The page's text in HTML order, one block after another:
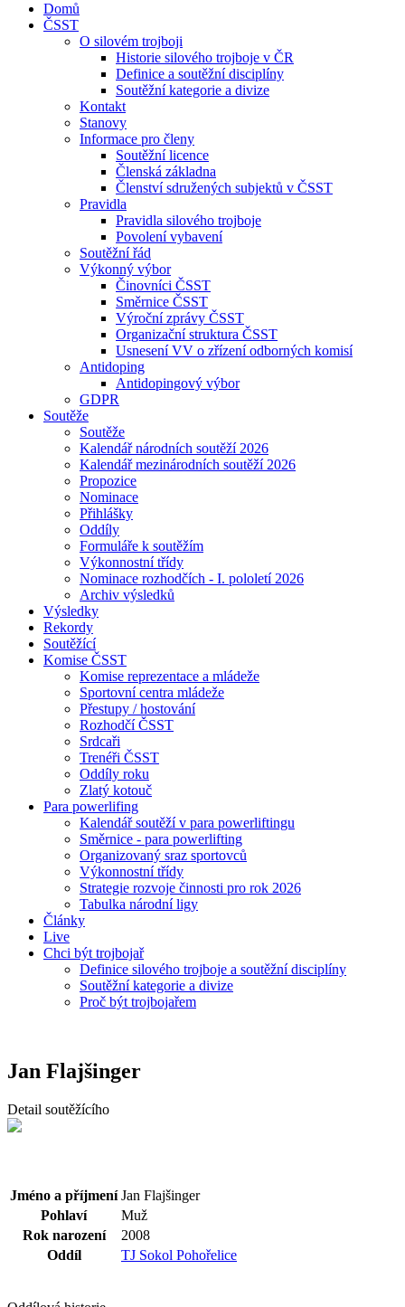
Domů
ČSST
O silovém trojboji
Historie silového trojboje v ČR
Definice a soutěžní disciplíny
Soutěžní kategorie a divize
Kontakt
Stanovy
Informace pro členy
Soutěžní licence
Členská základna
Členství sdružených subjektů v ČSST
Pravidla
Pravidla silového trojboje
Povolení vybavení
Soutěžní řád
Výkonný výbor
Činovníci ČSST
Směrnice ČSST
Výroční zprávy ČSST
Organizační struktura ČSST
Usnesení VV o zřízení odborných komisí
Antidoping
Antidopingový výbor
GDPR
Soutěže
Soutěže
Kalendář národních soutěží 2026
Kalendář mezinárodních soutěží 2026
Propozice
Nominace
Přihlášky
Oddíly
Formuláře k soutěžím
Výkonnostní třídy
Nominace rozhodčích - I. pololetí 2026
Archiv výsledků
Výsledky
Rekordy
Soutěžící
Komise ČSST
Komise reprezentace a mládeže
Sportovní centra mládeže
Přestupy / hostování
Rozhodčí ČSST
Srdcaři
Trenéři ČSST
Oddíly roku
Zlatý kotouč
Para powerlifing
Kalendář soutěží v para powerliftingu
Směrnice - para powerlifting
Organizovaný sraz sportovců
Výkonnostní třídy
Strategie rozvoje činnosti pro rok 2026
Tabulka národní ligy
Články
Live
Chci být trojbojař
Definice silového trojboje a soutěžní disciplíny
Soutěžní kategorie a divize
Proč být trojbojařem
Jan Flajšinger
Detail soutěžícího
Jméno a příjmení Jan Flajšinger
Pohlaví
Muž
Rok narození
2008
Oddíl
TJ Sokol Pohořelice